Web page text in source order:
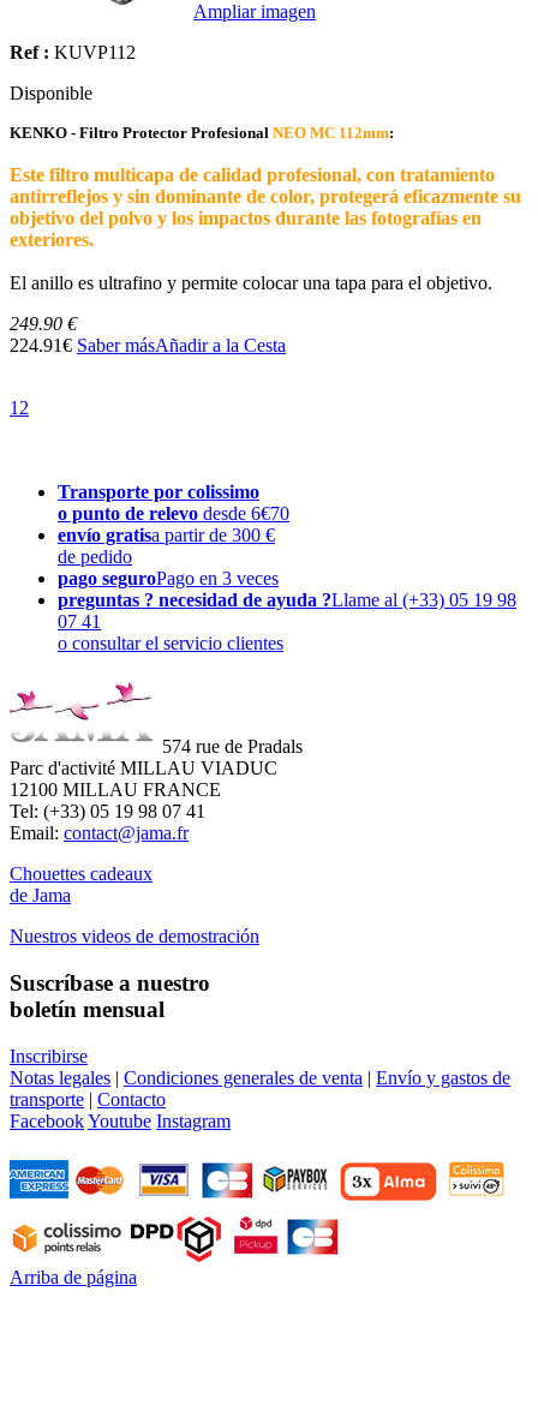
Ampliar imagen
Ref : KUVP112
Disponible
KENKO - Filtro Protector Profesional NEO MC 112mm:
Este filtro multicapa de calidad profesional, con tratamiento
antirreflejos y sin dominante de color, protegerá eficazmente su
objetivo del polvo y los impactos durante las fotografías en
exteriores.
El anillo es ultrafino y permite colocar una tapa para el objetivo.
249.90 €
224.91€ Saber másAñadir a la Cesta
1 2
Transporte por colissimo
o punto de relevo desde 6€70
envío gratisa partir de 300 €
de pedido
pago seguroPago en 3 veces
preguntas ? necesidad de ayuda ?Llame al (+33) 05 19 98
07 41
o consultar el servicio clientes
574 rue de Pradals
Parc d'activité MILLAU VIADUC
12100 MILLAU FRANCE
Tel: (+33) 05 19 98 07 41
Email: contact@jama.fr
Chouettes cadeaux
de Jama
Nuestros videos de demostración
Suscríbase a nuestro
boletín mensual
Inscribirse
Notas legales | Condiciones generales de venta | Envío y gastos de
transporte | Contacto
FacebookYoutube Instagram
Arriba de página